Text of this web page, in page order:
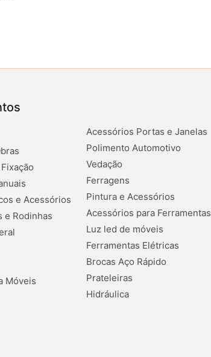
e Acessórios
e Rodinhas
Móveis
Acessórios Portas e Janelas
Polimento Automotivo
Vedação
Ferragens
Pintura e Acessórios
Acessórios para Ferramentas
Luz led de móveis
Ferramentas Elétricas
Brocas Aço Rápido
Prateleiras
Hidráulica